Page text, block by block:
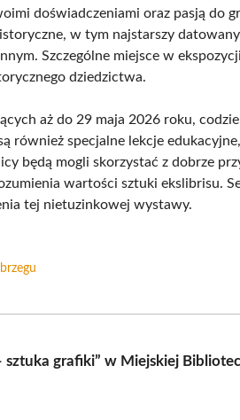
doświadczeniami oraz pasją do
w tym najstarszy
Szczególne miejsce w
dziedzictwa.
aż do 29 maja 2026 roku,
również specjalne lekcje
będą mogli skorzystać z dobrze
wartości sztuki ekslibrisu.
tej nietuzinkowej wystawy.
grafiki” w Miejskiej